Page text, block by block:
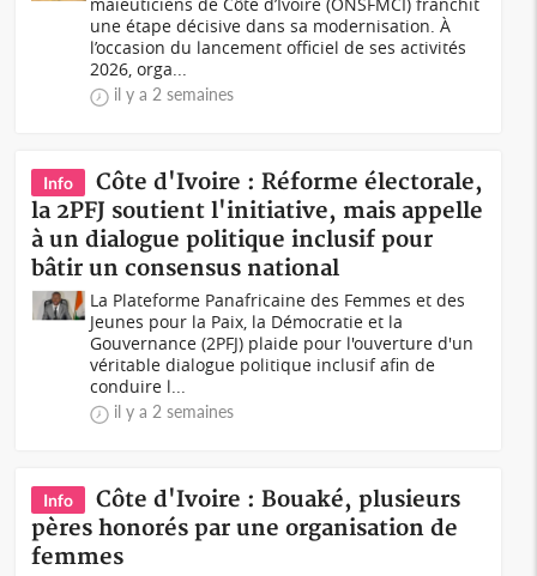
une étape décisive dans sa modernisation. À
l’occasion du lancement officiel de ses activités
2026, orga...
il y a 2 semaines
Info
Côte d'Ivoire : Réforme électorale,
la 2PFJ soutient l'initiative, mais appelle
à un dialogue politique inclusif pour
bâtir un consensus national
La Plateforme Panafricaine des Femmes et des
Jeunes pour la Paix, la Démocratie et la
Gouvernance (2PFJ) plaide pour l'ouverture d'un
véritable dialogue politique inclusif afin de
conduire l...
il y a 2 semaines
Info
Côte d'Ivoire : Bouaké, plusieurs
pères honorés par une organisation de
femmes